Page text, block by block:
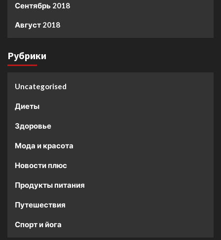
Сентябрь 2018
Август 2018
Рубрики
Uncategorised
Диеты
Здоровье
Мода и красота
Новости плюс
Продукты питания
Путешествия
Спорт и йога